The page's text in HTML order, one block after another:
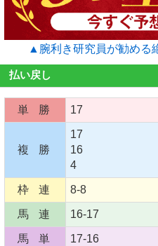
▲腕利き研究員が勧める
払い戻し
単 勝 17
複 勝
17
16
4
枠 連 8-8
馬 連 16-17
馬 単 17-16